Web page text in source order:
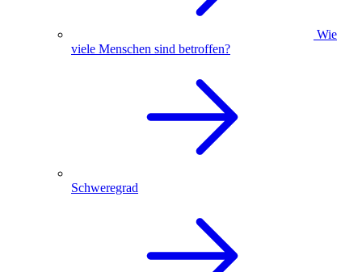
Wie
viele Menschen sind betroffen?
Schweregrad